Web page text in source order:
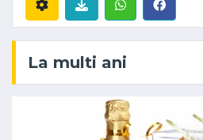
La multi ani